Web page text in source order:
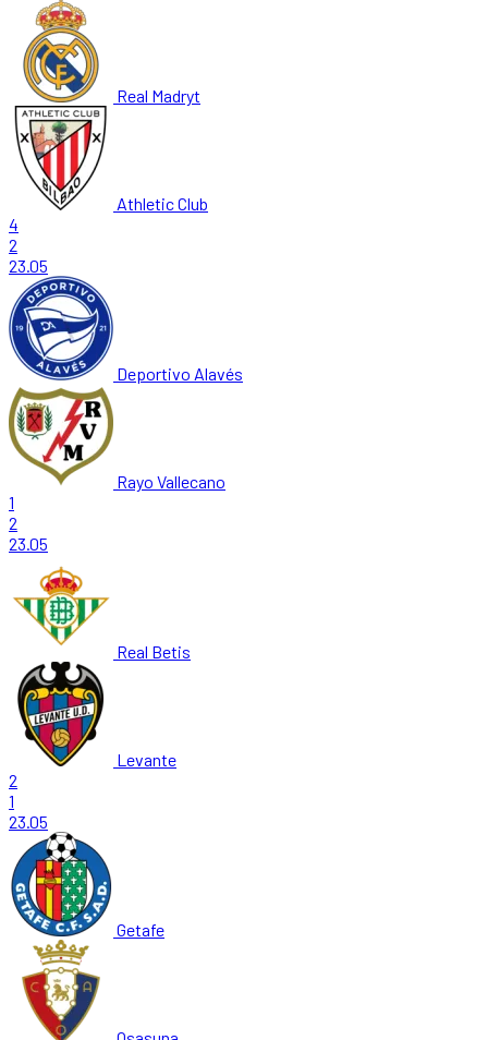
Real Madryt
Athletic Club
4
2
23.05
Deportivo Alavés
Rayo Vallecano
1
2
23.05
Real Betis
Levante
2
1
23.05
Getafe